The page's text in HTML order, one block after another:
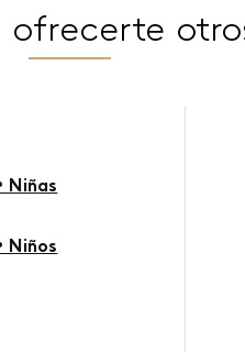
ofrecerte
Niñas
Niños